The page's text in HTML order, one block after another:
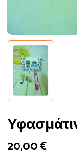
20,00€